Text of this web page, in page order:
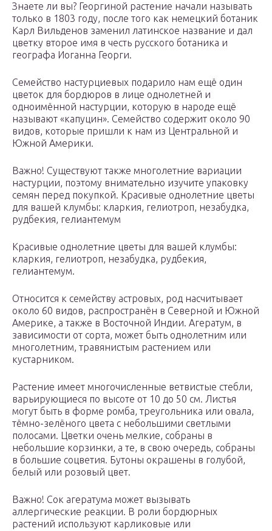
Знаете ли вы? Георгиной растение начали называть
только в 1803 году, после того как немецкий ботаник
Карл Вильденов заменил латинское название и дал
цветку второе имя в честь русского ботаника и
географа Иоганна Георги.
Семейство настурциевых подарило нам ещё один
цветок для бордюров в лице однолетней и
одноимённой настурции, которую в народе ещё
называют «капуцин». Семейство содержит около 90
видов, которые пришли к нам из Центральной и
Южной Америки.
Важно! Существуют также многолетние вариации
настурции, поэтому внимательно изучите упаковку
семян перед покупкой. Красивые однолетние цветы
для вашей клумбы: кларкия, гелиотроп, незабудка,
рудбекия, гелиантемум
Красивые однолетние цветы для вашей клумбы:
кларкия, гелиотроп, незабудка, рудбекия,
гелиантемум.
Относится к семейству астровых, род насчитывает
около 60 видов, распространён в Северной и Южной
Америке, а также в Восточной Индии. Агератум, в
зависимости от сорта, может быть однолетним или
многолетним, травянистым растением или
кустарником.
Растение имеет многочисленные ветвистые стебли,
варьирующиеся по высоте от 10 до 50 см. Листья
могут быть в форме ромба, треугольника или овала,
тёмно-зелёного цвета с небольшими светлыми
полосами. Цветки очень мелкие, собраны в
небольшие корзинки, а те, в свою очередь, собраны
в большие соцветия. Бутоны окрашены в голубой,
белый или розовый цвет.
Важно! Сок агератума может вызывать
аллергические реакции. В роли бордюрных
растений используют карликовые или